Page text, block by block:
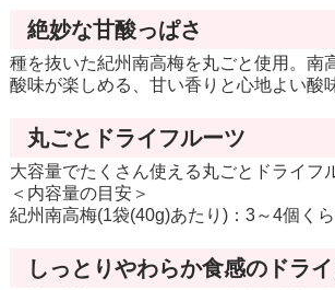
絶妙な甘酸っぱさ
種を抜いた紀州南高梅を丸ごと使用。南
酸味が楽しめる、甘い香りと心地よい酸
丸ごとドライフルーツ
大容量でたくさん使える丸ごとドライフ
＜内容量の目安＞
紀州南高梅(1袋(40g)あたり)：3～4個く
しっとりやわらか食感のドラ